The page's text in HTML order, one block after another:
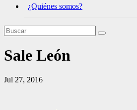
¿Quiénes somos?
Sale León
Jul 27, 2016